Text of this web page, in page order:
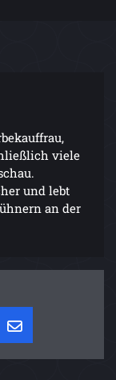
viele
und lebt
an der